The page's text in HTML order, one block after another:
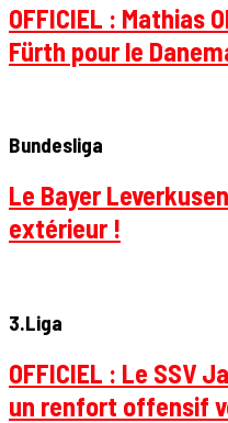
OFFICIEL : Mathias
Fürth pour le
Bundesliga
Le Bayer
extérieur !
3.Liga
OFFICIEL : Le SSV
un renfort offensif